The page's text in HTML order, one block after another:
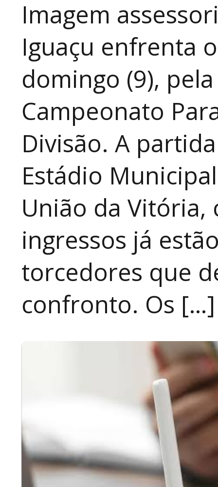
Imagem
Iguaçu enfrenta
domingo (9),
Campeonato
Divisão. A
Estádio
União da Vitória,
ingressos já
torcedores que
confronto. Os […]